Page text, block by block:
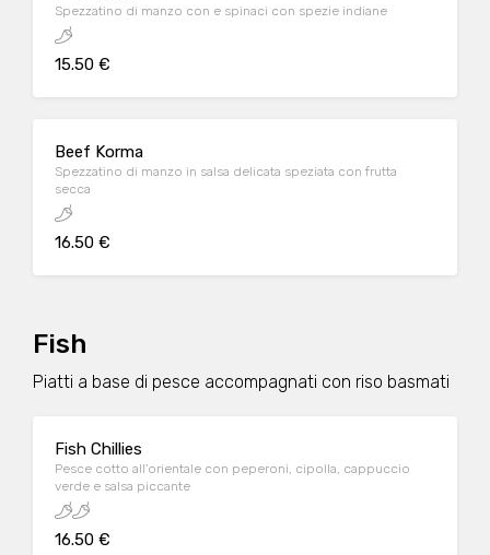
Spezzatino di manzo con e spinaci con spezie indiane
15.50 €
Beef Korma
Spezzatino di manzo in salsa delicata speziata con frutta
secca
16.50 €
Fish
Piatti a base di pesce accompagnati con riso basmati
Fish Chillies
Pesce cotto all'orientale con peperoni, cipolla, cappuccio
verde e salsa piccante
16.50 €